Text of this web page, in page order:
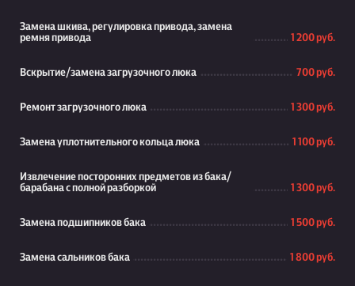
Замена шкива, регулировка привода, замена
ремня привода
1 200 руб.
Вскрытие/замена загрузочного люка 700 руб.
Ремонт загрузочного люка 1 300 руб.
Замена уплотнительного кольца люка 1 100 руб.
Извлечение посторонних предметов из бака/
барабана с полной разборкой
1 300 руб.
Замена подшипников бака 1 500 руб.
Замена сальников бака 1 800 руб.